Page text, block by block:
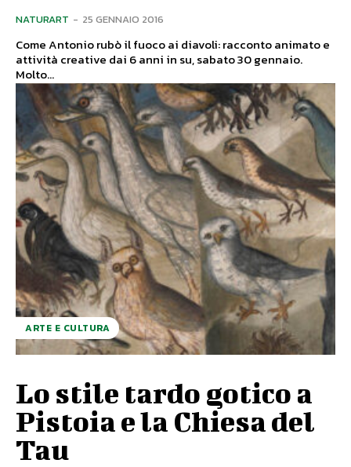
NATURART - 25 GENNAIO 2016
Come Antonio rubò il fuoco ai diavoli: racconto animato e
attività creative dai 6 anni in su, sabato 30 gennaio.
Molto...
ARTE E CULTURA
Lo stile tardo gotico a
Pistoia e la Chiesa del
Tau